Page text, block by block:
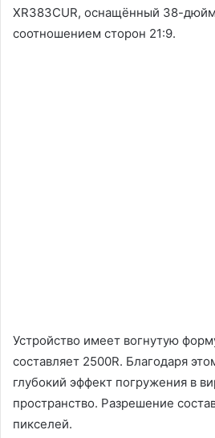
XR383CUR, оснащённый 38-
соотношением сторон 21:9.
Устройство имеет вогнутую
составляет 2500R. Благодаря
глубокий эффект погружения в
пространство. Разрешение
пикселей.